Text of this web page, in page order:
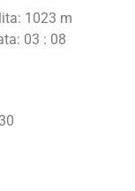
1023 m
03 : 08